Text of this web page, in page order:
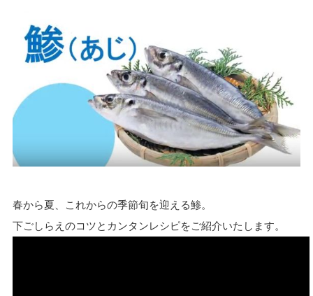
春から夏、これからの季節旬を迎える鯵。
下ごしらえのコツとカンタンレシピをご紹介いたします。